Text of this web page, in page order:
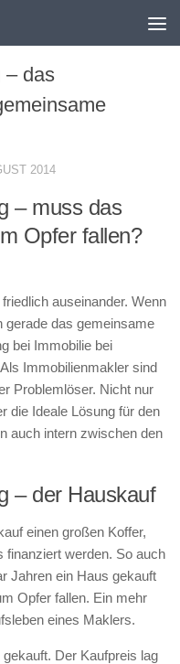
– das
2014
– muss das
Opfer fallen?
auseinander. Wenn
gerade das gemeinsame
bei Immobilie bei
Immobilienmakler sind
Problemlöser. Nicht nur
die Ideale Lösung für den
auch intern zwischen den
– der Hauskauf
einen großen Koffer,
finanziert werden. So auch
Jahren ein Haus gekauft
Opfer fallen. Ein mehr
eines Maklers.
Der Kaufpreis lag